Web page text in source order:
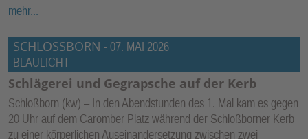
mehr...
SCHLOSSBORN - 07. MAI 2026
BLAULICHT
Schlägerei und Gegrapsche auf der Kerb
Schloßborn (kw) – In den Abendstunden des 1. Mai kam es gegen
20 Uhr auf dem Caromber Platz während der Schloßborner Kerb
zu einer körperlichen Auseinandersetzung zwischen zwei